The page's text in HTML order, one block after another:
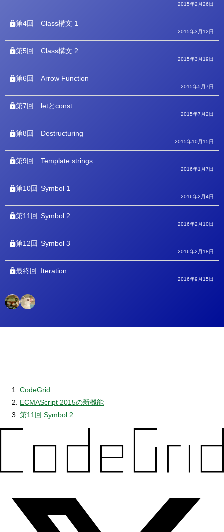
2015年2月26日
第4回 Class構文 1
2015年3月12日
第5回 Class構文 2
2015年3月19日
第6回 Arrow Function
2015年5月7日
第7回 letとconst
2015年7月2日
第8回 Destructuring
2015年10月15日
第9回 Template strings
2016年1月7日
第10回 Symbol 1
2016年2月4日
第11回 Symbol 2
2016年2月10日
第12回 Symbol 3
2016年2月18日
最終回 Iteration
2016年9月15日
CodeGrid
ECMAScript 2015の新機能
第11回 Symbol 2